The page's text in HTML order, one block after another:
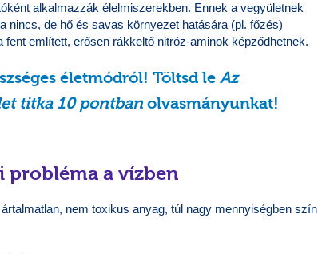
alkalmazzák élelmiszerekben. Ennek a vegyületnek
nincs, de hő és savas környezet hatására (pl. főzés)
fent említett, erősen rákkeltő nitróz-aminok képződhetnek.
életmódról! Töltsd le Az
titka 10 pontban olvasmányunkat!
probléma a vízben
nem toxikus anyag, túl nagy mennyiségben szín